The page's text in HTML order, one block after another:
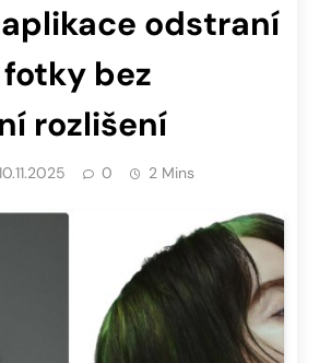
odstraní
bez
rozlišení
0 2 Mins